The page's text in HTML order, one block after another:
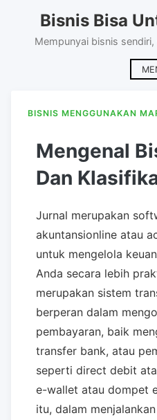
content
Bisnis Bisa
Mempunyai bisnis
BISNIS MENGGUNAKAN
Mengenal
Dan
Jurnal merupakan
akuntansionline atau
untuk mengelola
Anda secara lebih
merupakan sistem
berperan dalam
pembayaran, baik
transfer bank, atau
seperti direct debit
e-wallet atau dompet
itu, dalam